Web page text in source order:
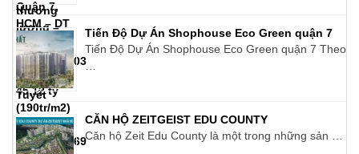
Tiến Độ Dự Án Shophouse Eco Green quận 7
Tiến Độ Dự Án Shophouse Eco Green quận 7 Theo
…
CĂN HỘ ZEITGEIST EDU COUNTY
Căn hộ Zeit Edu County là một trong những sản …